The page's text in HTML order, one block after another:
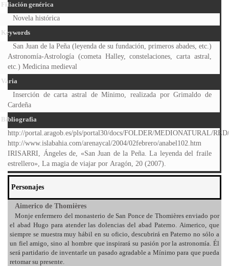
Filiación genérica
Novela histórica
Keywords
San Juan de la Peña (leyenda de su fundación, primeros abades, etc.)
Astronomía-Astrología (cometa Halley, constelaciones, carta astral,
etc.) Medicina medieval
Varia
Inserción de carta astral de Mínimo, realizada por Grimaldo de
Cardeña
Bibliografia
http://portal.aragob.es/pls/portal30/docs/FOLDER/MEDIONATURAL/
http://www.islabahia.com/arenaycal/2004/02febrero/anabel102.htm
IRISARRI, Ángeles de, «San Juan de la Peña. La leyenda del fraile
estrellero», La magia de viajar por Aragón, 20 (2007).
Personajes
Aimerico de Thomières
Monje enfermero del monasterio de San Ponce de Thomières enviado por
el abad Hugo para atender las dolencias del abad Paterno. Aimerico, que
siempre se muestra muy hábil en su oficio, descubrirá en Paterno no sólo a
un fiel amigo, sino al hombre que inspirará su pasión por la astronomía. Él
será partidario de inventarle un pasado agradable a Mínimo para que pueda
retomar su presente.